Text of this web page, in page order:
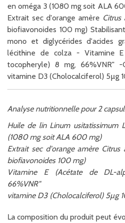
en oméga 3 (1080 mg soit ALA
Extrait sec d'orange amère Citrus
biofiavonoides 100 mg)
mono et diglycérides d'acides
lécithine de colza - Vitamine
tocopheryle) 8 mg, 66%VNR" -
vitamine D3 (Cholocalciferol) 5µg
Analyse nutritionnelle pour 2
Huile de lin Linum usitatissimum
(1080 mg soit ALA 600 mg)
Extrait sec d'orange amère
biofiavonoides 100 mg)
Vitamine E (Acétate de DL-
66%VNR"
vitamine D3 (Cholocalciferol) 5µg
La composition du produit peut